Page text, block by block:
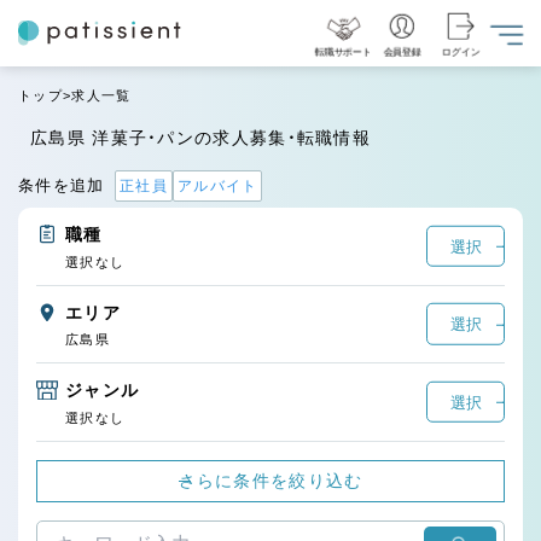
転職サポート 会員登録 ログイン
トップ 求人一覧
広島県 洋菓子・パンの求人募集・転職情報
条件を追加 正社員 アルバイト
職種
選択
選択なし
エリア
選択
広島県
ジャンル
選択
選択なし
さらに条件を絞り込む